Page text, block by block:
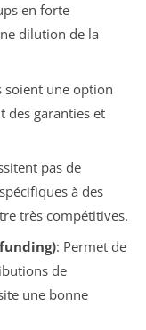
en forte
dilution de la
soient une option
des garanties et
pas de
à des
très compétitives.
: Permet de
de
une bonne